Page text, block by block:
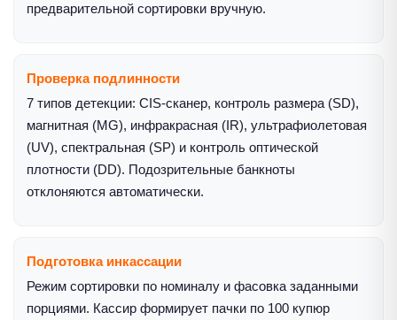
предварительной сортировки вручную.
Проверка подлинности
7 типов детекции: CIS-сканер, контроль размера (SD),
магнитная (MG), инфракрасная (IR), ультрафиолетовая
(UV), спектральная (SP) и контроль оптической
плотности (DD). Подозрительные банкноты
отклоняются автоматически.
Подготовка инкассации
Режим сортировки по номиналу и фасовка заданными
порциями. Кассир формирует пачки по 100 купюр